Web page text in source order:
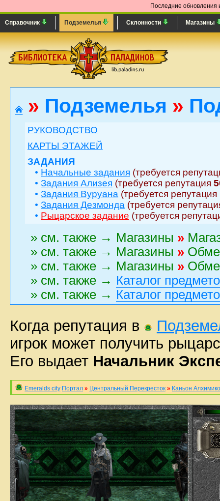
Последние обновления
Справочник Подземелья Склонности Магазины
» Подземелья »
РУКОВОДСТВО
КАРТЫ ЭТАЖЕЙ
ЗАДАНИЯ
• Начальные задания (требуется
• Задания Ализея (требуется репутация
• Задания Вуруана (требуется репутация
• Задания Дезмонда (требуется
• Рыцарское задание (требуется
» см. также → Магазины »
» см. также → Магазины »
» см. также → Магазины »
» см. также → Каталог
» см. также → Каталог
Когда репутация в
игрок может получить
Его выдает Начальник
Emeralds city Портал » Центральный Перекресток » Каньон